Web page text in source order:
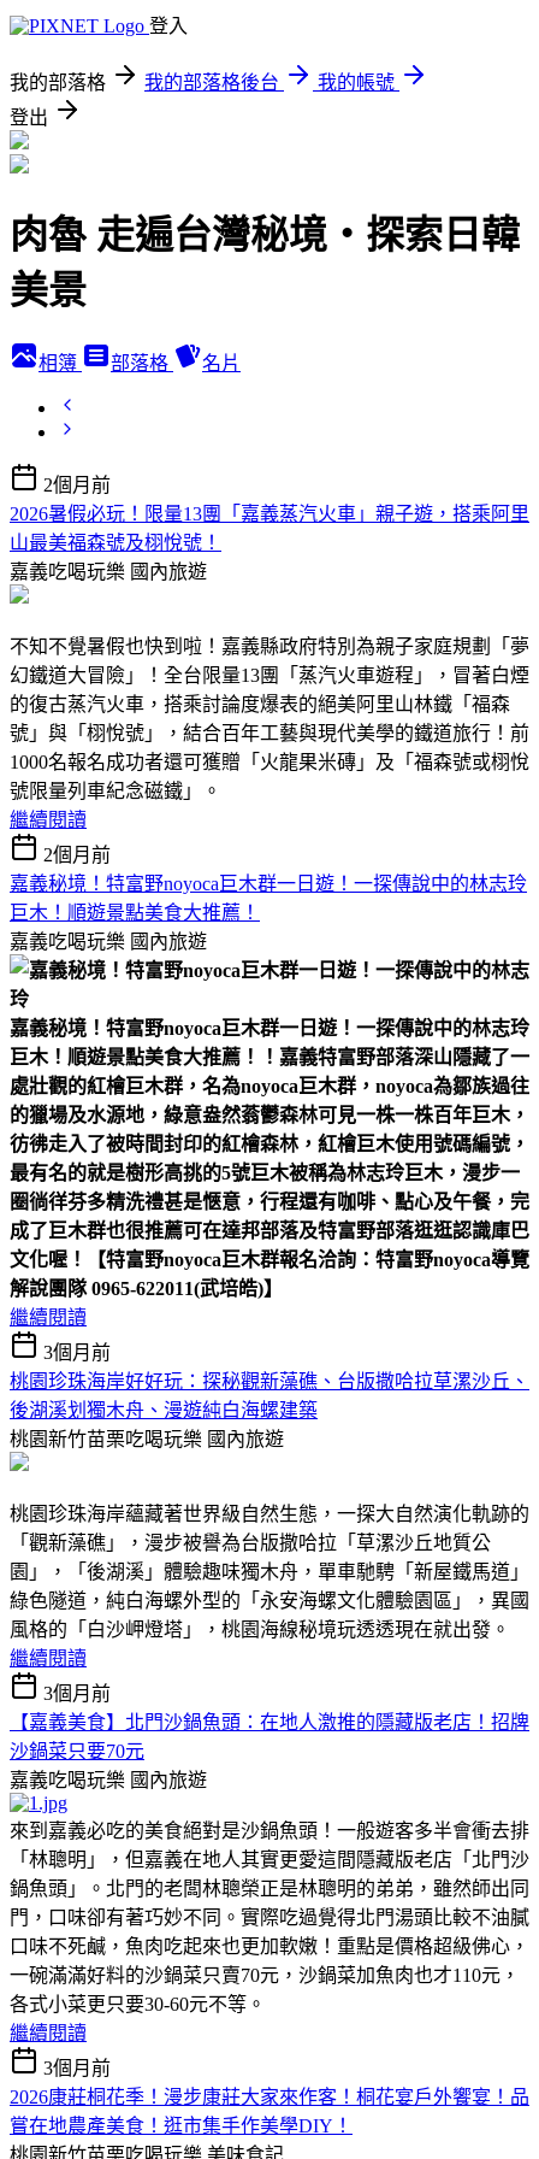
登入
我的部落格 我的部落格後台
我的帳號
登出
肉魯 走遍台灣秘境・探索日韓
美景
相簿 部落格 名片
2個月前
2026暑假必玩！限量13團「嘉義蒸汽火車」親子遊，搭乘阿里
山最美福森號及栩悅號！
嘉義吃喝玩樂 國內旅遊
不知不覺暑假也快到啦！嘉義縣政府特別為親子家庭規劃「夢
幻鐵道大冒險」！全台限量13團「蒸汽火車遊程」，冒著白煙
的復古蒸汽火車，搭乘討論度爆表的絕美阿里山林鐵「福森
號」與「栩悅號」，結合百年工藝與現代美學的鐵道旅行！前
1000名報名成功者還可獲贈「火龍果米磚」及「福森號或栩悅
號限量列車紀念磁鐵」。
繼續閱讀
2個月前
嘉義秘境！特富野noyoca巨木群一日遊！一探傳說中的林志玲
巨木！順遊景點美食大推薦！
嘉義吃喝玩樂 國內旅遊
嘉義秘境！特富野noyoca巨木群一日遊！一探傳說中的林志玲
巨木！順遊景點美食大推薦！！ 嘉義特富野部落深山隱藏了一
處壯觀的紅檜巨木群，名為noyoca巨木群，noyoca為鄒族過往
的獵場及水源地，綠意盎然蓊鬱森林可見一株一株百年巨木，
彷彿走入了被時間封印的紅檜森林，紅檜巨木使用號碼編號，
最有名的就是樹形高挑的5號巨木被稱為林志玲巨木，漫步一
圈徜徉芬多精洗禮甚是愜意，行程還有咖啡、點心及午餐，完
成了巨木群也很推薦可在達邦部落及特富野部落逛逛認識庫巴
文化喔！【特富野noyoca巨木群報名洽詢：特富野noyoca導覽
解說團隊 0965-622011(武培皓)】
繼續閱讀
3個月前
桃園珍珠海岸好好玩：探秘觀新藻礁、台版撒哈拉草漯沙丘、
後湖溪划獨木舟、漫遊純白海螺建築
桃園新竹苗栗吃喝玩樂 國內旅遊
桃園珍珠海岸蘊藏著世界級自然生態，一探大自然演化軌跡的
「觀新藻礁」，漫步被譽為台版撒哈拉「草漯沙丘地質公
園」，「後湖溪」體驗趣味獨木舟，單車馳騁「新屋鐵馬道」
綠色隧道，純白海螺外型的「永安海螺文化體驗園區」，異國
風格的「白沙岬燈塔」，桃園海線秘境玩透透現在就出發。
繼續閱讀
3個月前
【嘉義美食】北門沙鍋魚頭：在地人激推的隱藏版老店！招牌
沙鍋菜只要70元
嘉義吃喝玩樂 國內旅遊
來到嘉義必吃的美食絕對是沙鍋魚頭！一般遊客多半會衝去排
「林聰明」，但嘉義在地人其實更愛這間隱藏版老店「北門沙
鍋魚頭」。北門的老闆林聰榮正是林聰明的弟弟，雖然師出同
門，口味卻有著巧妙不同。實際吃過覺得北門湯頭比較不油膩
口味不死鹹，魚肉吃起來也更加軟嫩！重點是價格超級佛心，
一碗滿滿好料的沙鍋菜只賣70元，沙鍋菜加魚肉也才110元，
各式小菜更只要30-60元不等。
繼續閱讀
3個月前
2026康莊桐花季！漫步康莊大家來作客！桐花宴戶外饗宴！品
嘗在地農產美食！逛市集手作美學DIY！
桃園新竹苗栗吃喝玩樂 美味食記